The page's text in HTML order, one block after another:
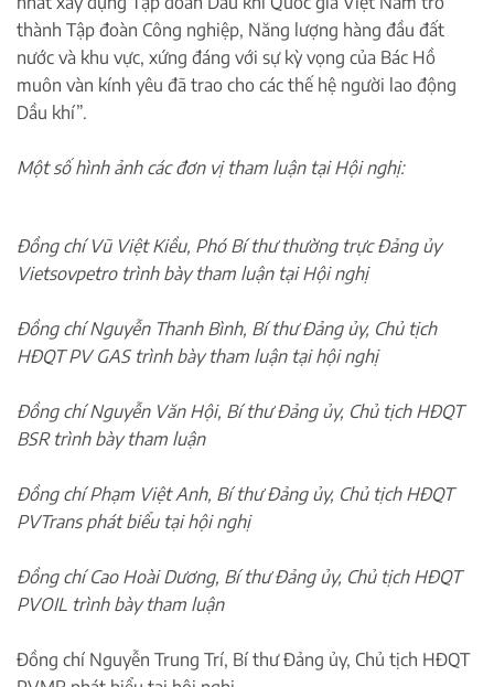
thành Tập đoàn Công nghiệp, Năng lượng hàng đầu đất
nước và khu vực, xứng đáng với sự kỳ vọng của Bác Hồ
muôn vàn kính yêu đã trao cho các thế hệ người lao động
Dầu khí”.
Một số hình ảnh các đơn vị tham luận tại Hội nghị:
Đồng chí Vũ Việt Kiều, Phó Bí thư thường trực Đảng ủy
Vietsovpetro trình bày tham luận tại Hội nghị
Đồng chí Nguyễn Thanh Bình, Bí thư Đảng ủy, Chủ tịch
HĐQT PV GAS trình bày tham luận tại hội nghị
Đồng chí Nguyễn Văn Hội, Bí thư Đảng ủy, Chủ tịch HĐQT
BSR trình bày tham luận
Đồng chí Phạm Việt Anh, Bí thư Đảng ủy, Chủ tịch HĐQT
PVTrans phát biểu tại hội nghị
Đồng chí Cao Hoài Dương, Bí thư Đảng ủy, Chủ tịch HĐQT
PVOIL trình bày tham luận
Đồng chí Nguyễn Trung Trí, Bí thư Đảng ủy, Chủ tịch HĐQT